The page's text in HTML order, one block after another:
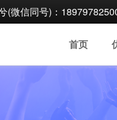
(微信同号)：
首页